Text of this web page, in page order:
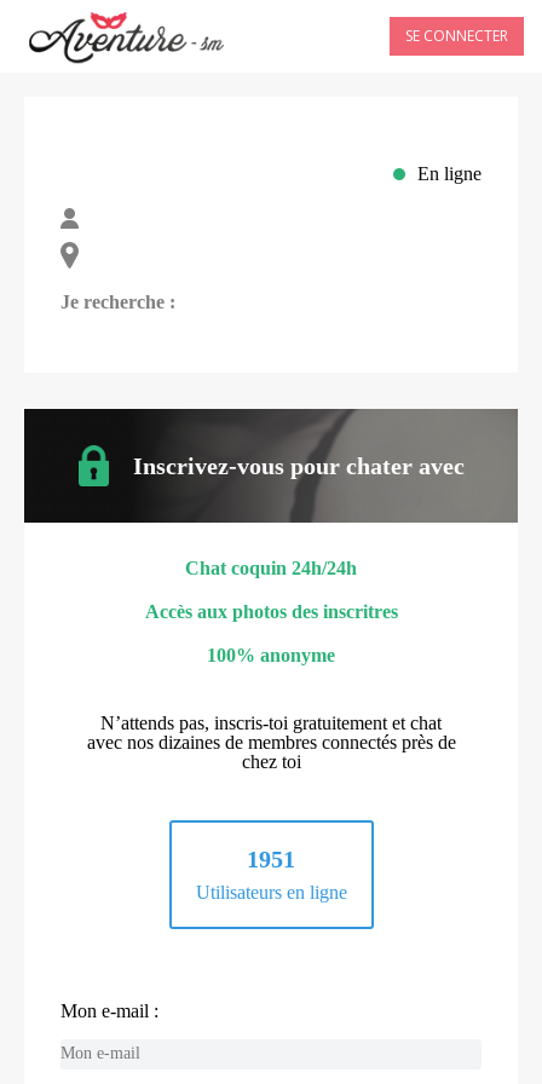
SE CONNECTER
En ligne
Je recherche :
Inscrivez-vous pour chater avec
Chat coquin 24h/24h
Accès aux photos des inscritres
100% anonyme
N’attends pas, inscris-toi gratuitement et chat
avec nos dizaines de membres connectés près de
chez toi
1951
Utilisateurs en ligne
Mon e-mail :